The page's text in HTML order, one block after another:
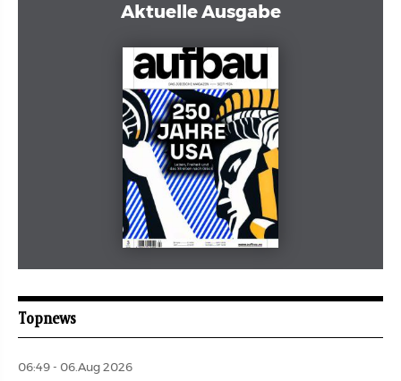
Aktuelle Ausgabe
aufbau
Topnews
06:49 - 06.Aug 2026